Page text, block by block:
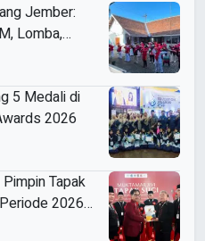
Jember:
Lomba,
5 Medali di
2026
Tapak
2026–